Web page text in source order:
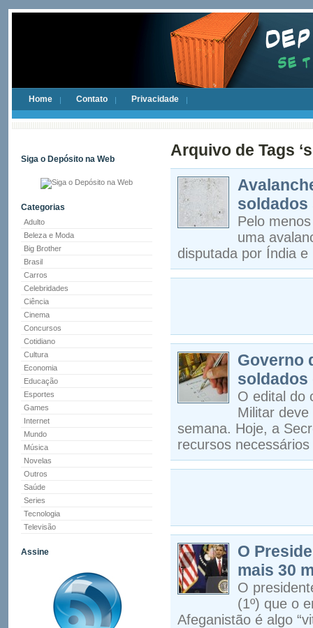
Home Contato Privacidade
Siga o Depósito na Web
Categorias
Adulto
Beleza e Moda
Big Brother
Brasil
Carros
Celebridades
Ciência
Cinema
Concursos
Cotidiano
Cultura
Economia
Educação
Esportes
Games
Internet
Mundo
Música
Novelas
Outros
Saúde
Series
Tecnologia
Televisão
Assine
Arquivo de Tags
soldados
Pelo
uma
disputada por Índia
Governo
soldados
O edital do
Militar
semana. Hoje, a
recursos
O
mais 30
O
(1º) que o
Afeganistão é algo